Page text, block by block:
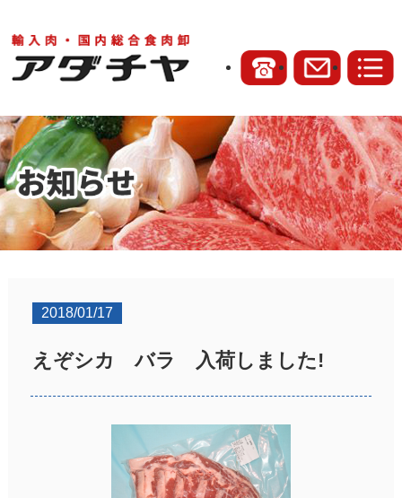
2018/01/17
えぞシカ バラ 入荷しました!